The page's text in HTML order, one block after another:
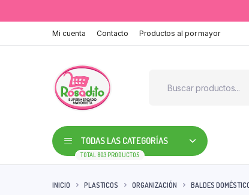
Mi cuenta Contacto Productos al por mayor
TODAS LAS CATEGORÍAS
TOTAL 803 PRODUCTOS
INICIO PLASTICOS ORGANIZACIÓN BALDES